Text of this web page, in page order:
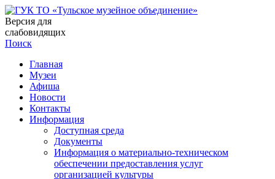
Версия для
слабовидящих
Поиск
Главная
Музеи
Афиша
Новости
Контакты
Информация
Доступная среда
Документы
Информация о материально-техническом
обеспечении предоставления услуг
организацией культуры